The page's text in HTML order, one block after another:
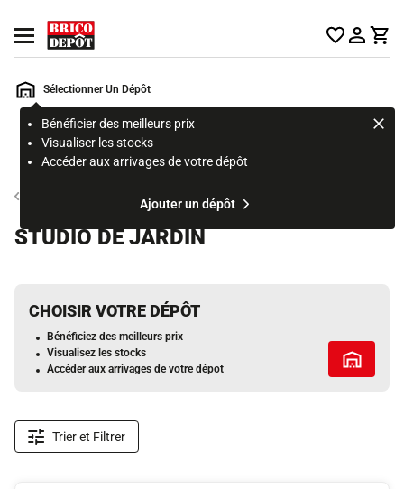
Ouvrir le menu
Sélectionner Un Dépôt
Bénéficier des meilleurs prix
Visualiser les stocks
Accéder aux arrivages de votre dépôt
Ajouter un dépôt
Rechercher
page
STUDIO DE JARDIN
CHOISIR VOTRE DÉPÔT
Bénéficiez des meilleurs prix
Visualisez les stocks
Accéder aux arrivages de votre dépot
Tous les
Trier et Filtrer